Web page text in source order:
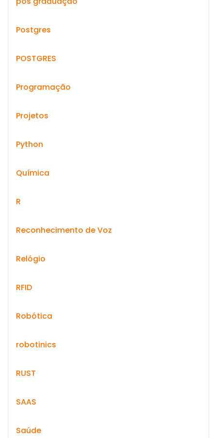
Postgres
POSTGRES
Programação
Projetos
Python
Química
R
Reconhecimento de Voz
Relógio
RFID
Robótica
robotinics
RUST
SAAS
Saúde